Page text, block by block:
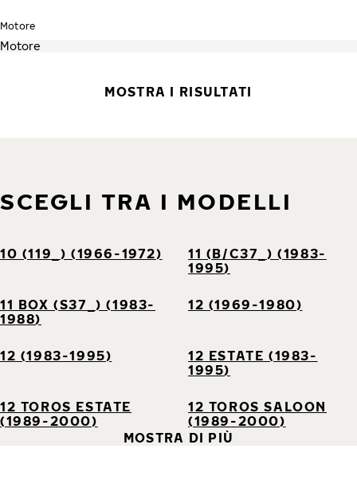
Motore
MOSTRA I RISULTATI
SCEGLI TRA I MODELLI
10 (119_) (1966-1972)
11 (B/C37_) (1983-
1995)
11 BOX (S37_) (1983-
1988)
12 (1969-1980)
12 (1983-1995)
12 ESTATE (1983-
1995)
12 TOROS ESTATE
(1989-2000)
12 TOROS SALOON
(1989-2000)
MOSTRA DI PIÙ